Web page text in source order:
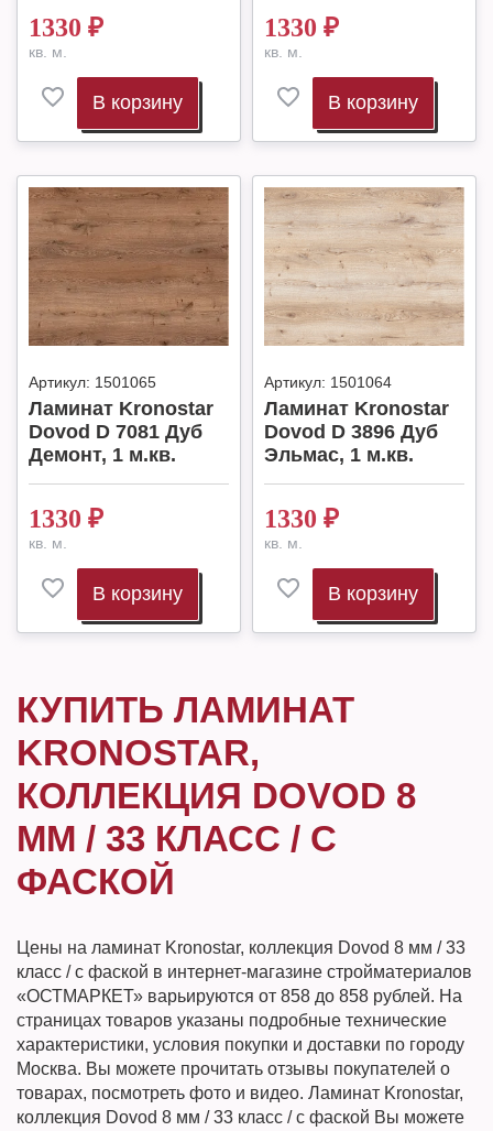
1330 ₽
кв. м.
В корзину
1330 ₽
кв. м.
В корзину
Артикул: 1501065
Ламинат Kronostar
Dovod D 7081 Дуб
Демонт, 1 м.кв.
1330 ₽
кв. м.
В корзину
Артикул: 1501064
Ламинат Kronostar
Dovod D 3896 Дуб
Эльмас, 1 м.кв.
1330 ₽
кв. м.
В корзину
КУПИТЬ ЛАМИНАТ
KRONOSTAR,
КОЛЛЕКЦИЯ DOVOD 8
ММ / 33 КЛАСС / С
ФАСКОЙ
Цены на ламинат Kronostar, коллекция Dovod 8 мм / 33
класс / с фаской в интернет-магазине стройматериалов
«ОСТМАРКЕТ» варьируются от 858 до 858 рублей. На
страницах товаров указаны подробные технические
характеристики, условия покупки и доставки по городу
Москва. Вы можете прочитать отзывы покупателей о
товарах, посмотреть фото и видео. Ламинат Kronostar,
коллекция Dovod 8 мм / 33 класс / с фаской Вы можете